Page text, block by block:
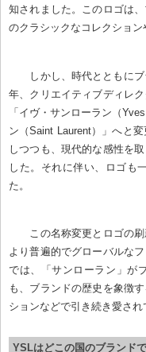
知されました。このロゴは
のクラシックなコレクション
しかし、時代とともに
年、クリエイティブディレ
「イヴ・サンローラン（
ン（Saint Laurent）」へと
しつつも、現代的な感性を
した。それに伴い、ロゴも
た。
この名称変更とロゴの
より普遍的でグローバルな
では、「サンローラン」が
も、ブランドの歴史を象徴
ションなどで引き続き愛され
YSLはどこの国のブランド